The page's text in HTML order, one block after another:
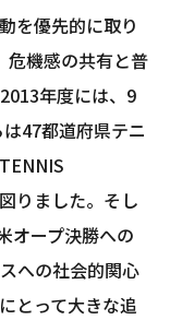
を優先的に取り
危機感の共有と普
年度には、9
47都道府県テニ
りました。そし
オープ決勝への
への社会的関心
とって大きな追